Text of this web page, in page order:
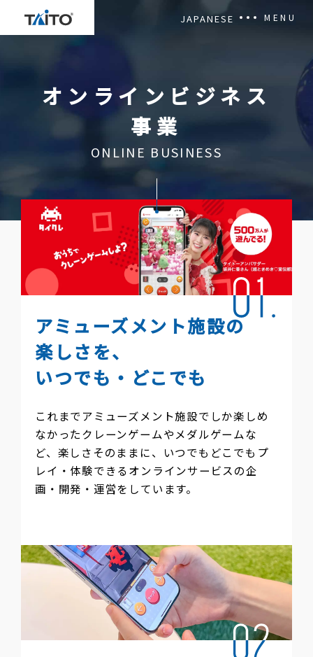
JAPANESE MENU
NEWSROOM
Terms of Use
Contact
オンラインビジネス
事業
ONLINE BUSINESS
アミューズメント施設の
楽しさを、
いつでも・どこでも
これまでアミューズメント施設でしか楽しめ
なかったクレーンゲームやメダルゲームな
ど、楽しさそのままに、いつでもどこでもプ
レイ・体験できるオンラインサービスの企
画・開発・運営をしています。